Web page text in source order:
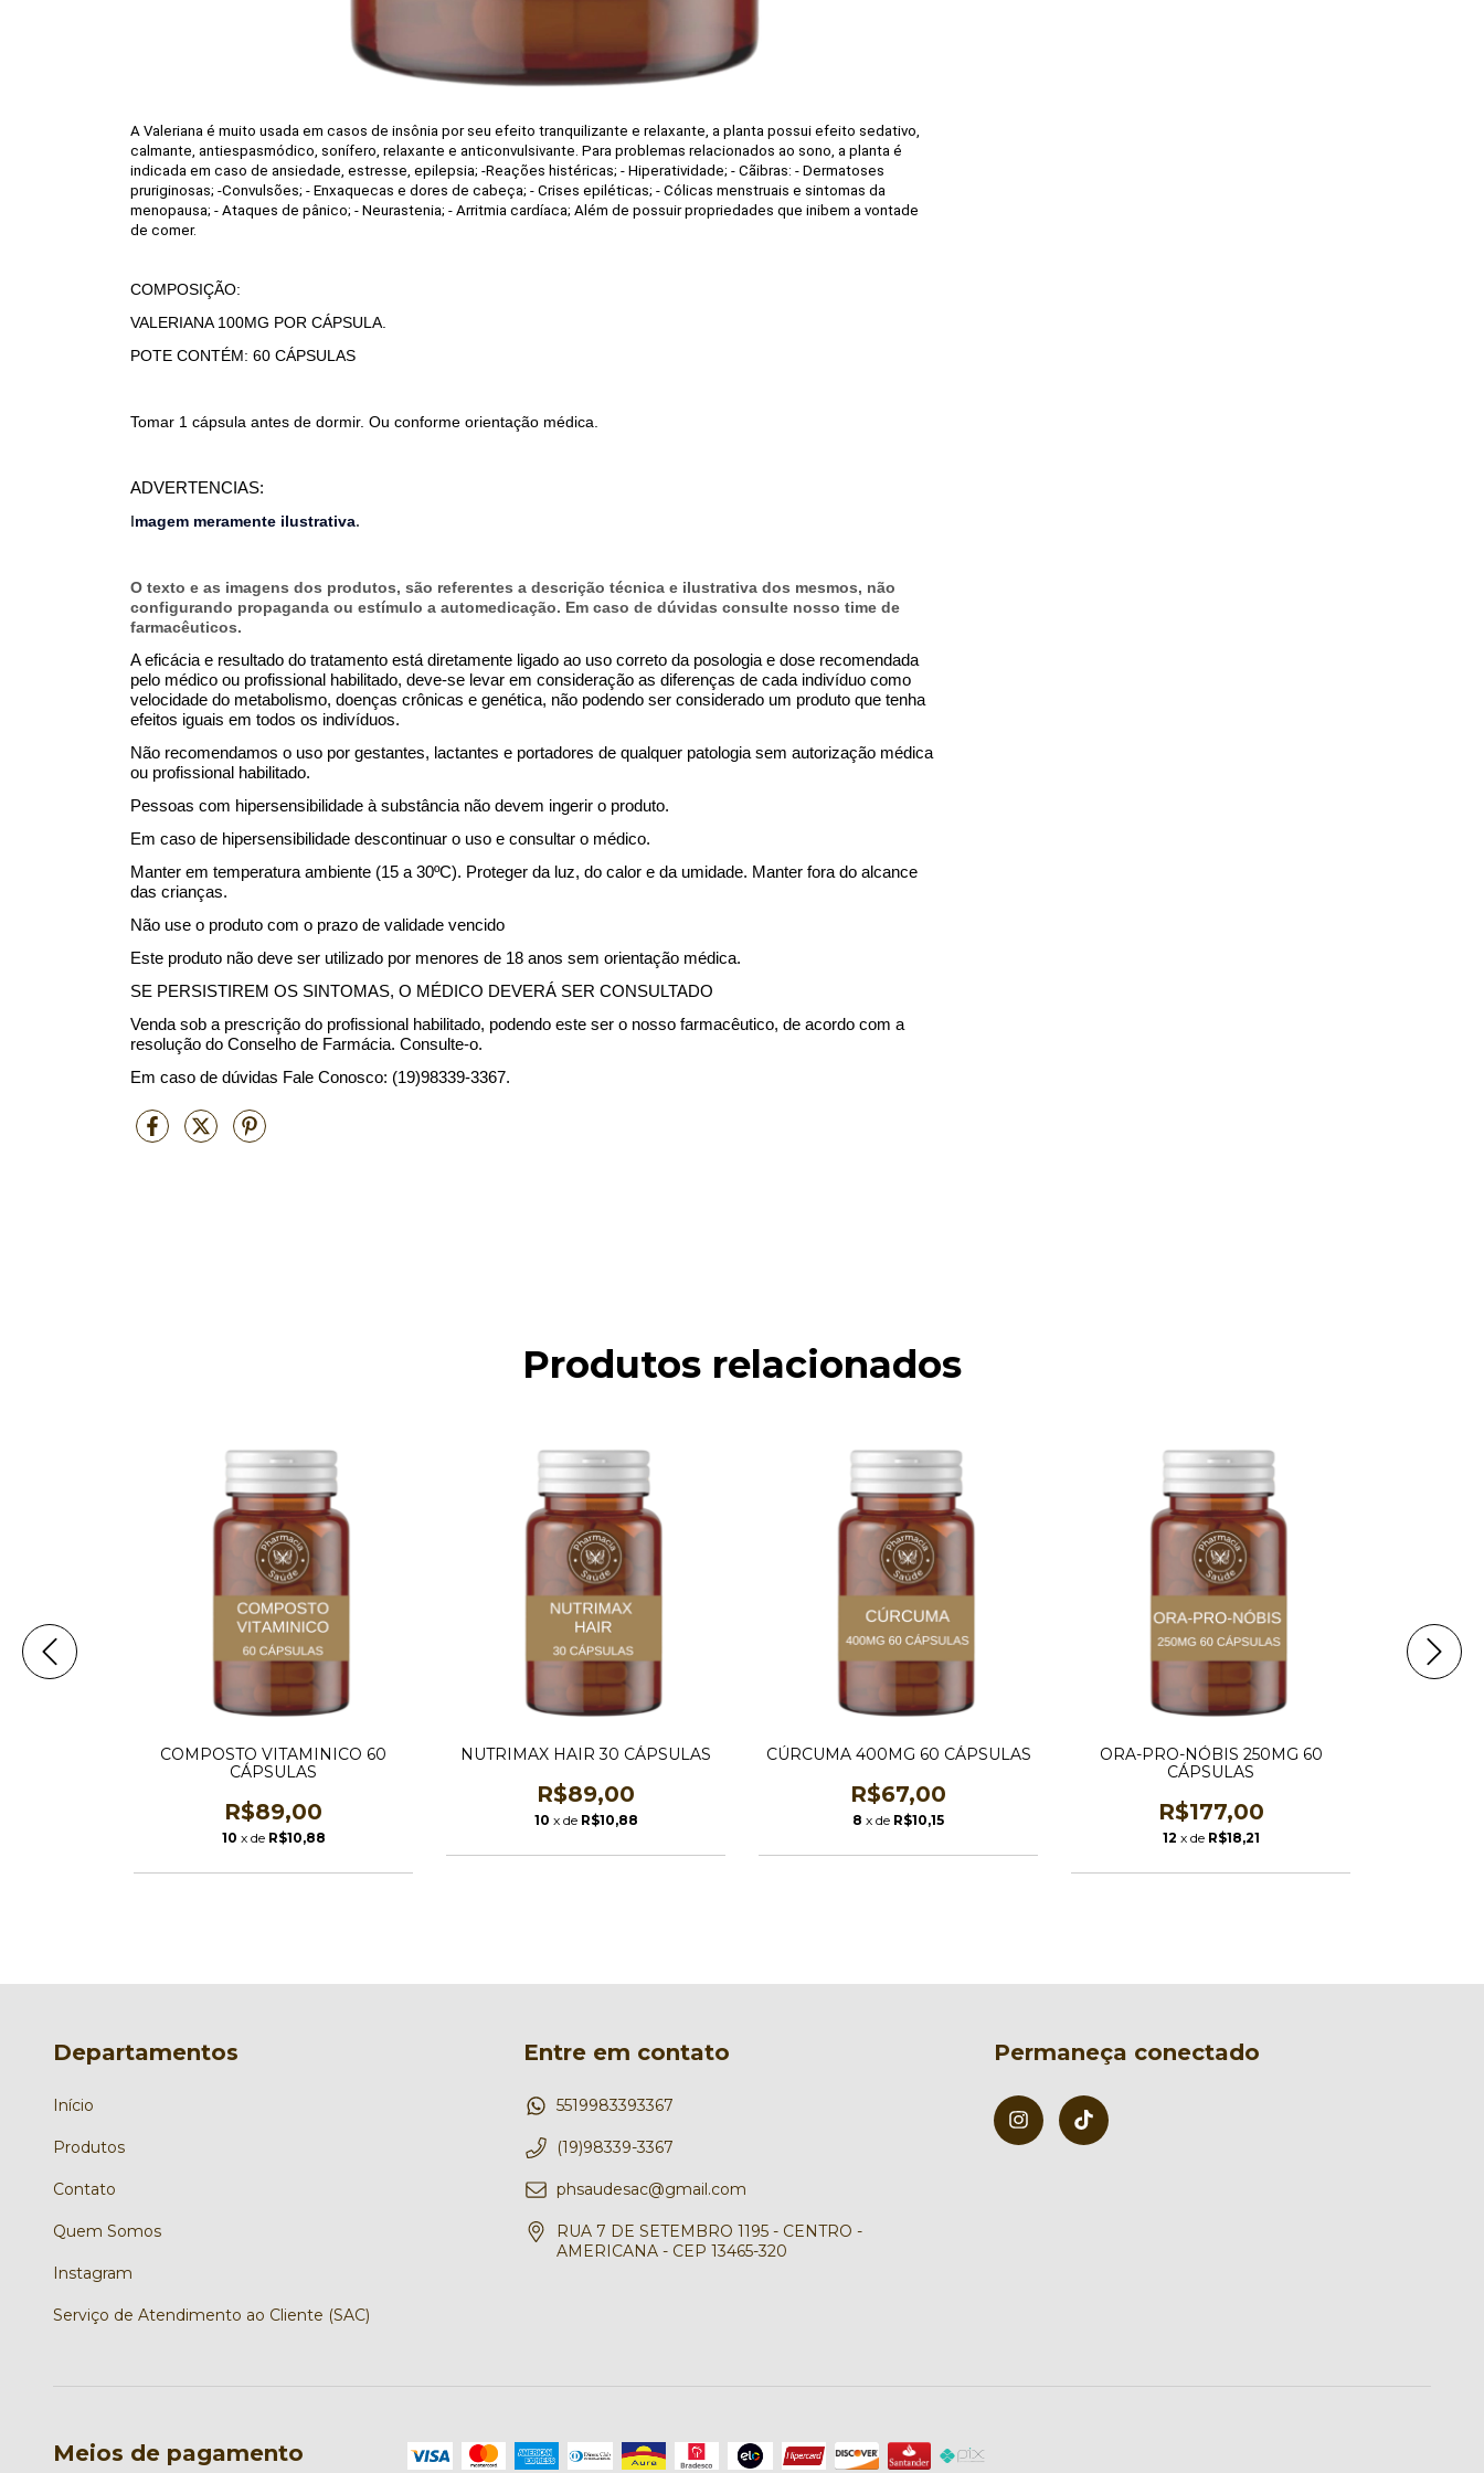
A Valeriana é muito usada em casos de insônia por seu efeito tranquilizante e relaxante, a planta possui efeito sedativo,
calmante, antiespasmódico, sonífero, relaxante e anticonvulsivante. Para problemas relacionados ao sono, a planta é
indicada em caso de ansiedade, estresse, epilepsia; -Reações histéricas; - Hiperatividade; - Cãibras: - Dermatoses
pruriginosas; -Convulsões; - Enxaquecas e dores de cabeça; - Crises epiléticas; - Cólicas menstruais e sintomas da
menopausa; - Ataques de pânico; - Neurastenia; - Arritmia cardíaca; Além de possuir propriedades que inibem a vontade
de comer.
COMPOSIÇÃO:
VALERIANA 100MG POR CÁPSULA.
POTE CONTÉM: 60 CÁPSULAS
Tomar 1 cápsula antes de dormir. Ou conforme orientação médica.
ADVERTENCIAS:
Imagem meramente ilustrativa.
O texto e as imagens dos produtos, são referentes a descrição técnica e ilustrativa dos mesmos, não
configurando propaganda ou estímulo a automedicação. Em caso de dúvidas consulte nosso time de
farmacêuticos.
A eficácia e resultado do tratamento está diretamente ligado ao uso correto da posologia e dose recomendada
pelo médico ou profissional habilitado, deve-se levar em consideração as diferenças de cada indivíduo como
velocidade do metabolismo, doenças crônicas e genética, não podendo ser considerado um produto que tenha
efeitos iguais em todos os indivíduos.
Não recomendamos o uso por gestantes, lactantes e portadores de qualquer patologia sem autorização médica
ou profissional habilitado.
Pessoas com hipersensibilidade à substância não devem ingerir o produto.
Em caso de hipersensibilidade descontinuar o uso e consultar o médico.
Manter em temperatura ambiente (15 a 30ºC). Proteger da luz, do calor e da umidade. Manter fora do alcance
das crianças.
Não use o produto com o prazo de validade vencido
Este produto não deve ser utilizado por menores de 18 anos sem orientação médica.
SE PERSISTIREM OS SINTOMAS, O MÉDICO DEVERÁ SER CONSULTADO
Venda sob a prescrição do profissional habilitado, podendo este ser o nosso farmacêutico, de acordo com a
resolução do Conselho de Farmácia. Consulte-o.
Em caso de dúvidas Fale Conosco: (19)98339-3367.
Produtos relacionados
COMPOSTO VITAMINICO 60
CÁPSULAS
R$89,00
10 x de R$10,88
NUTRIMAX HAIR 30 CÁPSULAS
R$89,00
10 x de R$10,88
CÚRCUMA 400MG 60 CÁPSULAS
R$67,00
8 x de R$10,15
ORA-PRO-NÓBIS 250MG 60
CÁPSULAS
R$177,00
12 x de R$18,21
Departamentos
Início
Produtos
Contato
Quem Somos
Instagram
Serviço de Atendimento ao Cliente (SAC)
Entre em contato
5519983393367
(19)98339-3367
phsaudesac@gmail.com
RUA 7 DE SETEMBRO 1195 - CENTRO -
AMERICANA - CEP 13465-320
Permaneça conectado
Meios de pagamento